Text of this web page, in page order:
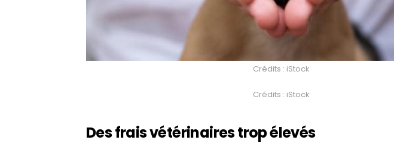
Crédits : iStock
Crédits : iStock
Des frais vétérinaires trop élevés